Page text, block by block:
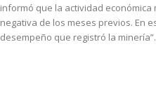
informó que la actividad
negativa de los meses previos. En
desempeño que registró la minería”.